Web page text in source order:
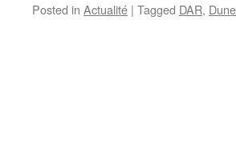
Posted in Actualité | Tagged DAR, Dune